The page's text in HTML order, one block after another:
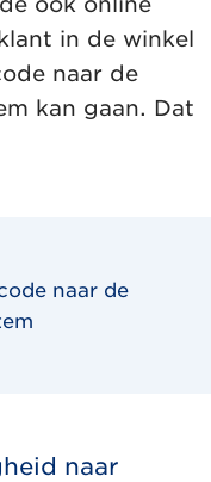
in de winkel
naar de
kan gaan. Dat
naar de
naar